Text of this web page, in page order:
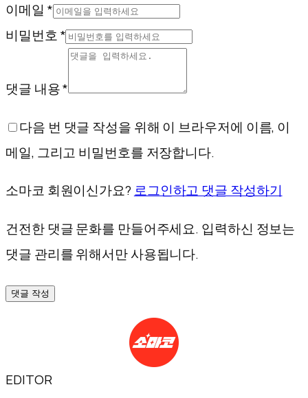
이메일 *
비밀번호 *
댓글 내용 *
다음 번 댓글 작성을 위해 이 브라우저에 이름, 이
메일, 그리고 비밀번호를 저장합니다.
소마코 회원이신가요? 로그인하고 댓글 작성하기
건전한 댓글 문화를 만들어주세요. 입력하신 정보는
댓글 관리를 위해서만 사용됩니다.
댓글 작성
EDITOR